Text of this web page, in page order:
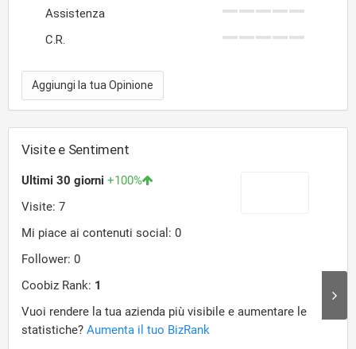
Assistenza
C.R.
Aggiungi la tua Opinione
Visite e Sentiment